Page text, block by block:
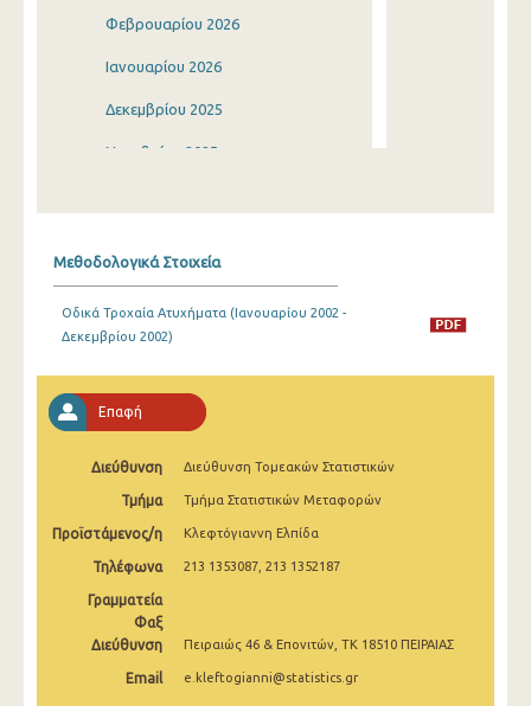
Φεβρουαρίου 2026
Ιανουαρίου 2026
Δεκεμβρίου 2025
Νοεμβρίου 2025
Ιουλίου 2025
Μαΐου 2025
Μαρτίου 2025
Φεβρουαρίου 2025
Ιανουαρίου 2025
Δεκεμβρίου 2024
Μεθοδολογικά Στοιχεία
Οδικά Τροχαία Ατυχήματα (Ιανουαρίου 2002 -
Δεκεμβρίου 2002)
Επαφή
Διεύθυνση Διεύθυνση Τομεακών Στατιστικών
Τμήμα Τμήμα Στατιστικών Μεταφορών
Προϊστάμενος/η Κλεφτόγιαννη Ελπίδα
Τηλέφωνα 213 1353087, 213 1352187
Γραμματεία
Φαξ
Διεύθυνση
Πειραιώς 46 & Επονιτών, ΤΚ 18510 ΠΕΙΡΑΙΑΣ
Email e.kleftogianni@statistics.gr